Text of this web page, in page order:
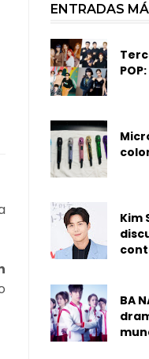
ENTRADAS
Kim
BA